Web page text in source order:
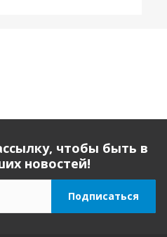
чтобы быть в
новостей!